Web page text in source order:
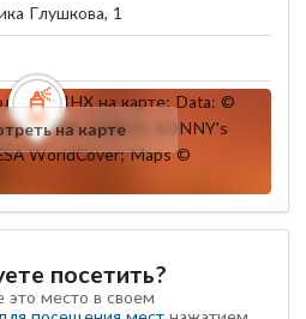
Глушкова, 1
на карте
посетить?
это место в своем